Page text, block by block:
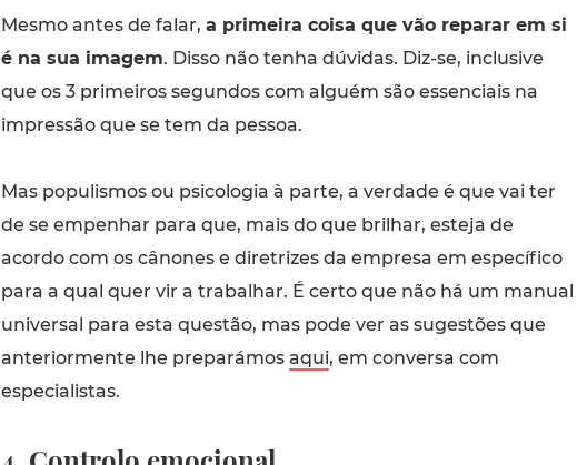
Mesmo antes de falar, a primeira coisa que vão reparar em si
é na sua imagem. Disso não tenha dúvidas. Diz-se, inclusive
que os 3 primeiros segundos com alguém são essenciais na
impressão que se tem da pessoa.
Mas populismos ou psicologia à parte, a verdade é que vai ter
de se empenhar para que, mais do que brilhar, esteja de
acordo com os cânones e diretrizes da empresa em específico
para a qual quer vir a trabalhar. É certo que não há um manual
universal para esta questão, mas pode ver as sugestões que
anteriormente lhe preparámos aqui, em conversa com
especialistas.